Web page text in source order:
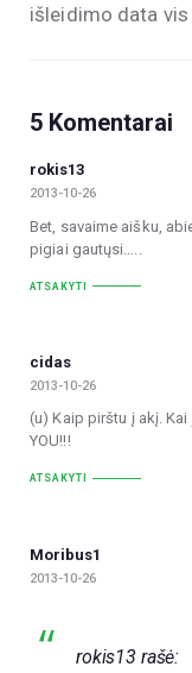
išleidimo data vis
5 Komentarai
rokis13
2013-10-26
Bet, savaime aišku,
pigiai gautųsi…..
ATSAKYTI
cidas
2013-10-26
(u) Kaip pirštu į akį.
YOU!!!
ATSAKYTI
Moribus1
2013-10-26
rokis13 rašė: